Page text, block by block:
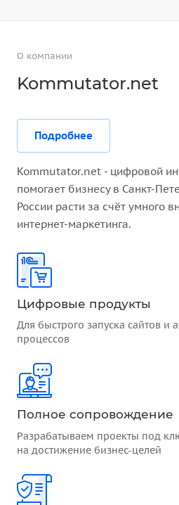
О компании
Kommutator.net
Подробнее
Kommutator.net - цифровой
помогает бизнесу в Санкт-
России расти за счёт умного
интернет-маркетинга.
Цифровые продукты
Для быстрого запуска сайтов и
процессов
Полное сопровождение
Разрабатываем проекты под
на достижение бизнес-целей